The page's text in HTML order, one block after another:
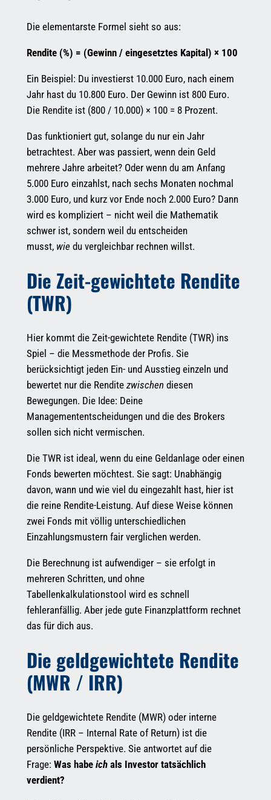
Die elementarste Formel sieht so aus:
Rendite (%) = (Gewinn / eingesetztes Kapital) × 100
Ein Beispiel: Du investierst 10.000 Euro, nach einem
Jahr hast du 10.800 Euro. Der Gewinn ist 800 Euro.
Die Rendite ist (800 / 10.000) × 100 = 8 Prozent.
Das funktioniert gut, solange du nur ein Jahr
betrachtest. Aber was passiert, wenn dein Geld
mehrere Jahre arbeitet? Oder wenn du am Anfang
5.000 Euro einzahlst, nach sechs Monaten nochmal
3.000 Euro, und kurz vor Ende noch 2.000 Euro? Dann
wird es kompliziert – nicht weil die Mathematik
schwer ist, sondern weil du entscheiden
musst, wie du vergleichbar rechnen willst.
Die Zeit-gewichtete Rendite
(TWR)
Hier kommt die Zeit-gewichtete Rendite (TWR) ins
Spiel – die Messmethode der Profis. Sie
berücksichtigt jeden Ein- und Ausstieg einzeln und
bewertet nur die Rendite zwischen diesen
Bewegungen. Die Idee: Deine
Managemententscheidungen und die des Brokers
sollen sich nicht vermischen.
Die TWR ist ideal, wenn du eine Geldanlage oder einen
Fonds bewerten möchtest. Sie sagt: Unabhängig
davon, wann und wie viel du eingezahlt hast, hier ist
die reine Rendite-Leistung. Auf diese Weise können
zwei Fonds mit völlig unterschiedlichen
Einzahlungsmustern fair verglichen werden.
Die Berechnung ist aufwendiger – sie erfolgt in
mehreren Schritten, und ohne
Tabellenkalkulationstool wird es schnell
fehleranfällig. Aber jede gute Finanzplattform rechnet
das für dich aus.
Die geldgewichtete Rendite
(MWR / IRR)
Die geldgewichtete Rendite (MWR) oder interne
Rendite (IRR – Internal Rate of Return) ist die
persönliche Perspektive. Sie antwortet auf die
Frage: Was habe ichals Investor tatsächlich
verdient?